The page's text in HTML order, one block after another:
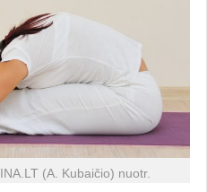
(A. Kubaičio) nuotr.